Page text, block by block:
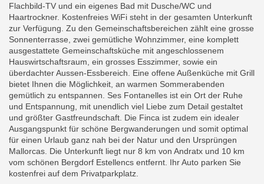
Flachbild-TV und ein eigenes Bad mit Dusche/WC und
Haartrockner. Kostenfreies WiFi steht in der gesamten Unterkunft
zur Verfügung. Zu den Gemeinschaftsbereichen zählt eine grosse
Sonnenterrasse, zwei gemütliche Wohnzimmer, eine komplett
ausgestattete Gemeinschaftsküche mit angeschlossenem
Hauswirtschaftsraum, ein grosses Esszimmer, sowie ein
überdachter Aussen-Essbereich. Eine offene Außenküche mit Grill
bietet Ihnen die Möglichkeit, an warmen Sommerabenden
gemütlich zu entspannen. Ses Fontanelles ist ein Ort der Ruhe
und Entspannung, mit unendlich viel Liebe zum Detail gestaltet
und größter Gastfreundschaft. Die Finca ist zudem ein idealer
Ausgangspunkt für schöne Bergwanderungen und somit optimal
für einen Urlaub ganz nah bei der Natur und den Ursprüngen
Mallorcas. Die Unterkunft liegt nur 8 km von Andratx und 10 km
vom schönen Bergdorf Estellencs entfernt. Ihr Auto parken Sie
kostenfrei auf dem Privatparkplatz.